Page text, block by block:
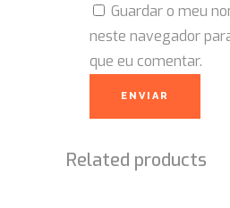
Guardar o meu
neste navegador
que eu comentar.
Related products